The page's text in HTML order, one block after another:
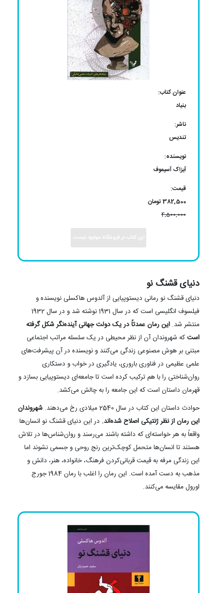
عنوان کتاب:
بنیاد
ناشر:
تندیس
نویسنده:
آیزاک آسیموف
قیمت:
382,500 تومان
4,500,000
این کتاب در فروشگاه موجود نیست.
دنیای قشنگ نو
دنیای قشنگ نو رمانی دیستوپیایی از آلدوس هاکسلی نویسنده و
فیلسوف انگلیسی است که در سال 1931 نوشته شد و در سال 1932
منتشر شد. این رمان عمدتاً در یک دولت جهانی آینده‌نگر شکل گرفته
استکه شهروندان آن از نظر محیطی در یک سلسله مراتب اجتماعی
مبتنی بر هوش مصنوعی زندگی می‌کنند و نویسنده در آن پیشرفت‌های
علمی عظیمی در فناوری باروری، یادگیری در خواب و دستکاری
روان‌شناختی را با هم ترکیب کرده است تا جامعه‌ای دیستوپیایی بسازد و
قهرمان داستان است که این جامعه را به چالش می‌کشد.
حوادث داستان این کتاب در سال 2540 میلادی رخ می‌دهند.
شهروندان
این رمان از نظر ژنتیکی اصلاح شده‌اند. در این دنیای قشنگ نو انسان‌ها
واقعاً به هر خواسته‌ای که داشته باشند می‌رسند و روان‌شناس‌ها در تلاش
هستند تا انسان‌ها متحمل کوچک‌ترین رنج روحی و جسمی نشوند اما
این زندگی مرفه به قیمت قربانی‌کردن فرهنگ، خانواده، هنر، دانش و
مذهب به دست آمده است. این رمان را اغلب با رمان 1984 جورج
اورول مقایسه می‌کنند.